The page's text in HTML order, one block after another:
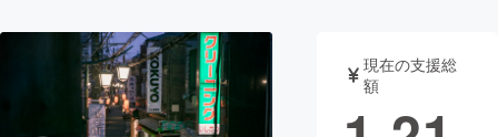
テクノロジー・ガジェット
現在の支援総
額